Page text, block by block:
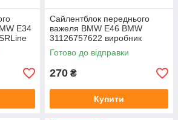
E34
Сайлентблок переднього
важеля BMW E46 BMW
31126757622 виробник
RAISO
Готово до відправки
270 ₴
Купити